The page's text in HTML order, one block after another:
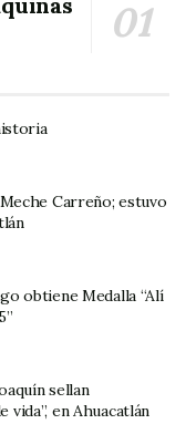
Carreño; estuvo
obtiene Medalla “Alí
sellan
vida”, en Ahuacatlán